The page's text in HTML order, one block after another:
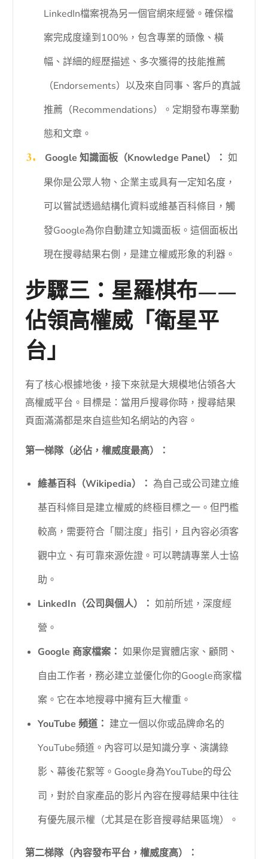
LinkedIn檔案視為另一個官網來經營。確保檔
案完成度達到100%，包含專業的頭像、橫
幅、詳細的經歷描述、多次獲得的技能推薦
（Endorsements）以及來自同事、客戶的真誠
推薦（Recommendations）。定期發布專業動
態和文章。
Google 知識面板（Knowledge Panel）： 如
果你是公眾人物、企業主或具有一定知名度，
可以嘗試透過結構化資料或維基百科條目，觸
發Google為你自動建立知識面板。這個面板出
現在搜尋結果右側，是建立權威形象的利器。
步驟三：星羅棋布——
佔領高權威「衛星平
台」
有了核心根據地後，接下來就是大規模地佔領各大
高權威平台。目標是：當用戶搜尋你時，搜尋結果
頁面滿滿都是來自這些知名網站的內容。
第一梯隊（必佔，權威度最高）：
維基百科（Wikipedia）： 為自己或公司建立維
基百科條目是建立權威的終極目標之一。但門檻
較高，需要符合「關注度」指引，且內容必須客
觀中立、有可靠來源佐證。可以聘請專業人士協
助。
LinkedIn（公司與個人）： 如前所述，深度經
營。
Google 商家檔案： 如果你是實體店家、顧問、
自由工作者，務必建立並優化你的Google商家檔
案。它在本地搜尋中擁有巨大權重。
YouTube 頻道： 建立一個以你或品牌命名的
YouTube頻道。內容可以是知識分享、演講錄
影、幕後花絮等。Google身為YouTube的母公
司，對於自家產品的影片內容在搜尋結果中往往
有優先展示權（尤其是在影音搜尋結果區塊）。
第二梯隊（內容發布平台，權威度高）：